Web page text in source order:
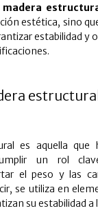
estética, sino
estabilidad y
es aquella que
un rol
el peso y las
se utiliza en
su estabilidad a